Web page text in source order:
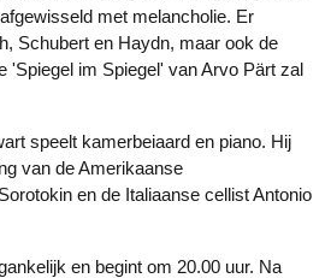
met melancholie. Er
Schubert en Haydn, maar ook de
'Spiegel im Spiegel' van Arvo Pärt zal
van de Amerikaanse
en de Italiaanse cellist Antonio